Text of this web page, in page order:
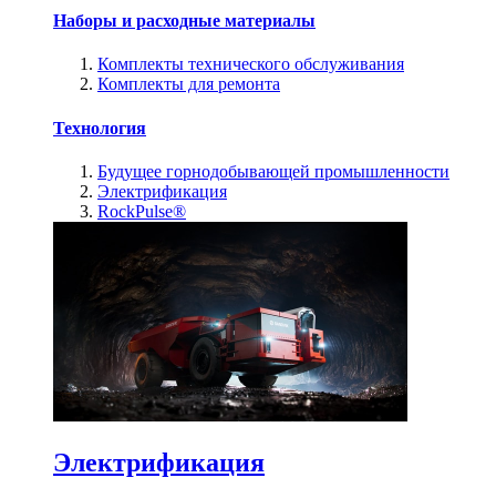
Наборы и расходные материалы
Комплекты технического обслуживания
Комплекты для ремонта
Технология
Будущее горнодобывающей промышленности
Электрификация
RockPulse®
Электрификация